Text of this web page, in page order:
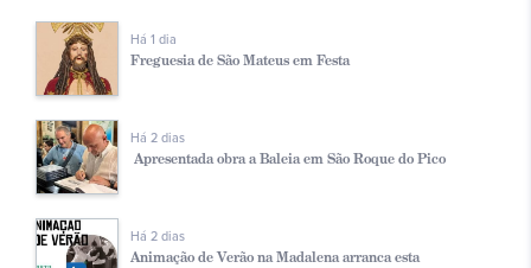
Há 1 dia
Freguesia de São Mateus em Festa
Há 2 dias
Apresentada obra a Baleia em São Roque do Pico
Há 2 dias
Animação de Verão na Madalena arranca esta